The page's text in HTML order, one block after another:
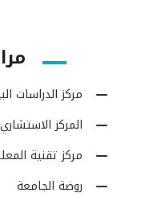
مركز الدراسات
المركز الاستشاري
مركز تقنية
روضة الجامعة